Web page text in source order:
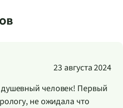
23 августа 2024
человек! Первый
не ожидала что